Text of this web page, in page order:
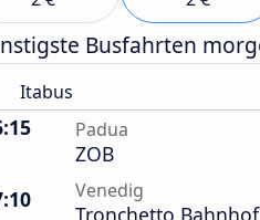
Busfahrten
Itabus
Padua
ZOB
Venedig
Tronchetto Bahnhof